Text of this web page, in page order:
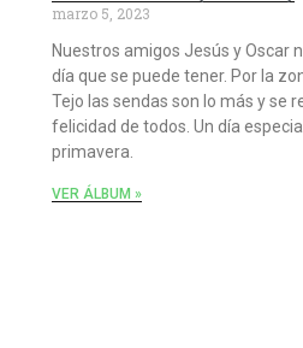
marzo 5, 2023
Nuestros amigos Jesús y Oscar
día que se puede tener. Por la
Tejo las sendas son lo más y se
felicidad de todos. Un día
primavera.
VER ÁLBUM »